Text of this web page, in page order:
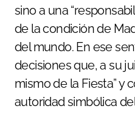
sino a una
de la condición de
del mundo. En ese
decisiones que, a su
mismo de la Fiesta” y
autoridad simbólica